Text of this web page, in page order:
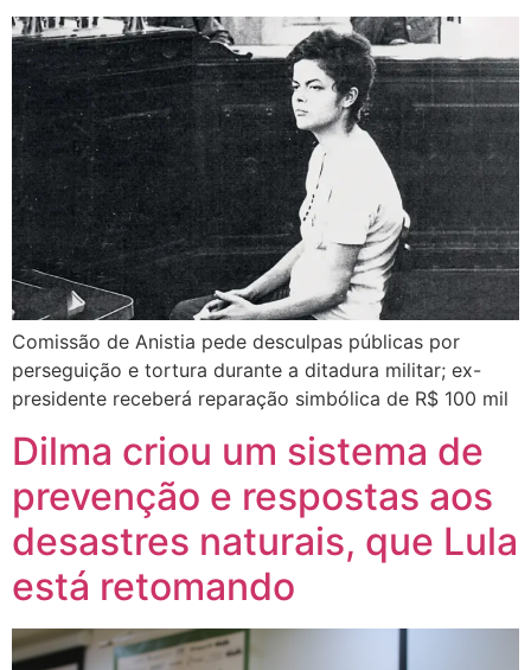
Comissão de Anistia pede desculpas públicas por
perseguição e tortura durante a ditadura militar; ex-
presidente receberá reparação simbólica de R$ 100 mil
Dilma criou um sistema de
prevenção e respostas aos
desastres naturais, que Lula
está retomando